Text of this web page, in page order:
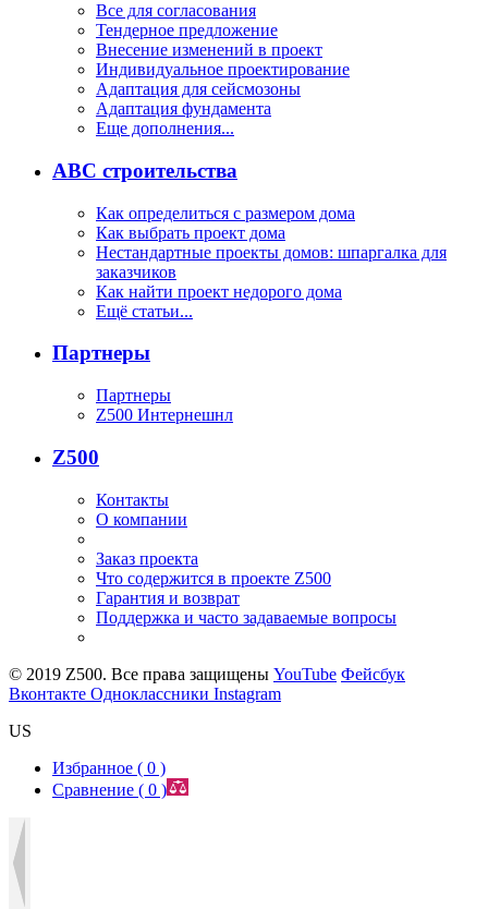
Все для согласования
Тендерное предложение
Внесение изменений в проект
Индивидуальное проектирование
Адаптация для сейсмозоны
Адаптация фундамента
Еще дополнения...
ABC строительства
Как определиться с размером дома
Как выбрать проект дома
Нестандартные проекты домов: шпаргалка для
заказчиков
Как найти проект недорого дома
Ещё статьи...
Партнеры
Партнеры
Z500 Интернешнл
Z500
Контакты
О компании
Заказ проекта
Что содержится в проекте Z500
Гарантия и возврат
Поддержка и часто задаваемые вопросы
© 2019 Z500. Все права защищены YouTube Фейсбук
Вконтакте Одноклассники Instagram
US
Избранное ( 0 )
Сравнение ( 0 )